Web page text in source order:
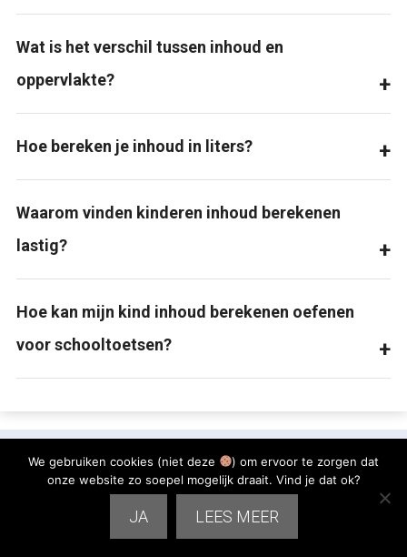
Wat is het verschil tussen inhoud en
oppervlakte?
Hoe bereken je inhoud in liters?
Waarom vinden kinderen inhoud berekenen
lastig?
Hoe kan mijn kind inhoud berekenen oefenen
voor schooltoetsen?
We gebruiken cookies (niet deze
) om ervoor te zorgen dat
onze website zo soepel mogelijk draait. Vind je dat ok?
JA LEES MEER